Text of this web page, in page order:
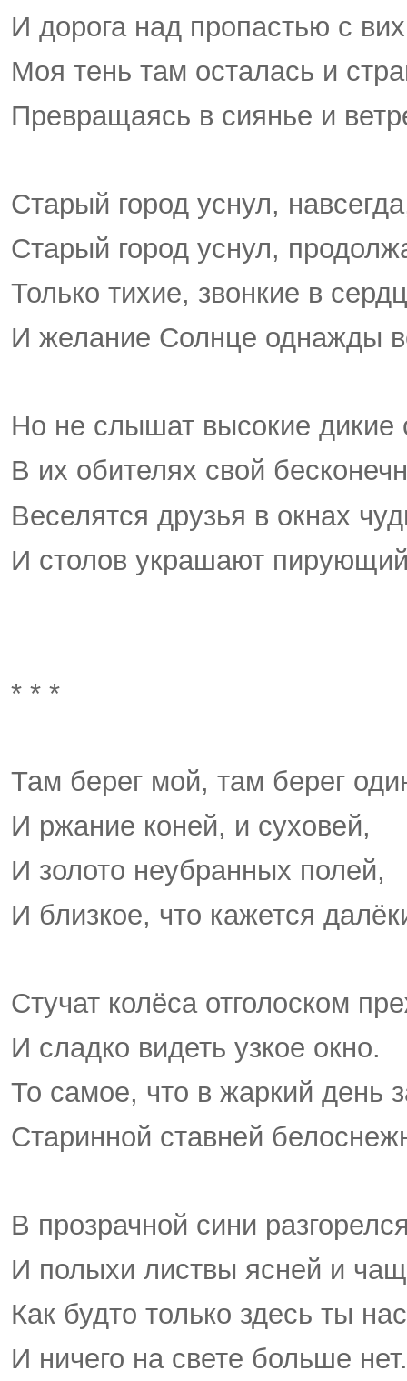
И дорога над пропастью с
Моя тень там осталась и
Превращаясь в сиянье и
Старый город уснул,
Старый город уснул,
Только тихие, звонкие в
И желание Солнце однажды
Но не слышат высокие дикие
В их обителях свой
Веселятся друзья в окнах
И столов украшают
* * *
Там берег мой, там берег
И ржание коней, и суховей,
И золото неубранных полей,
И близкое, что кажется
Стучат колёса отголоском
И сладко видеть узкое окно.
То самое, что в жаркий день
Старинной ставней
В прозрачной сини
И полыхи листвы ясней и
Как будто только здесь ты
И ничего на свете больше нет.